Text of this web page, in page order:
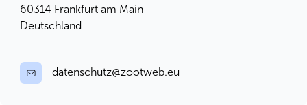
60314 Frankfurt am Main
Deutschland
datenschutz@zootweb.eu